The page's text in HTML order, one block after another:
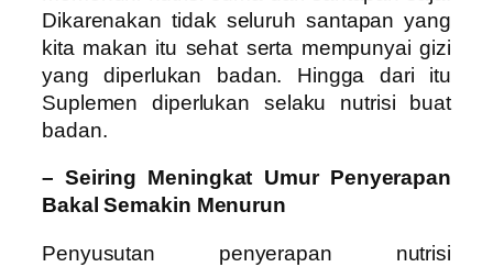
Dikarenakan tidak seluruh santapan yang
kita makan itu sehat serta mempunyai gizi
yang diperlukan badan. Hingga dari itu
Suplemen diperlukan selaku nutrisi buat
badan.
– Seiring Meningkat Umur Penyerapan
Bakal Semakin Menurun
Penyusutan penyerapan nutrisi